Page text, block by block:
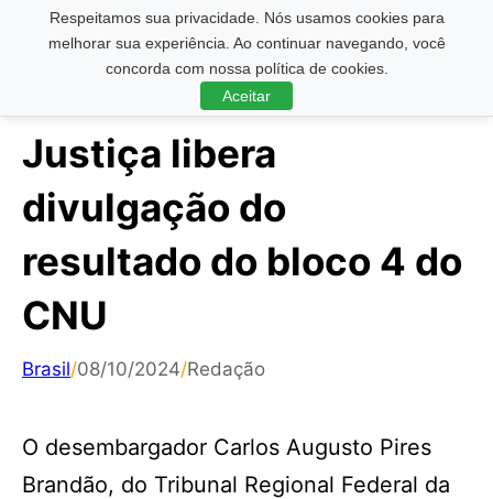
Respeitamos sua privacidade. Nós usamos cookies para
melhorar sua experiência. Ao continuar navegando, você
concorda com nossa política de cookies.
Aceitar
Pesquisar ...
Justiça libera
divulgação do
resultado do bloco 4 do
CNU
Brasil/08/10/2024/Redação
O desembargador Carlos Augusto Pires
Brandão, do Tribunal Regional Federal da